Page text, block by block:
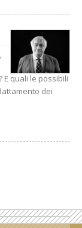
quali le possibili
dei